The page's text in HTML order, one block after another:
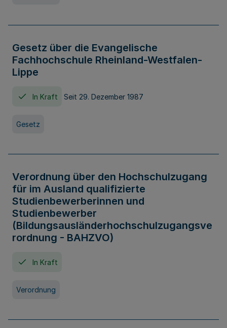
Gesetz über die Evangelische
Fachhochschule Rheinland-Westfalen-
Lippe
In Kraft Seit 29. Dezember 1987
Gesetz
Verordnung über den Hochschulzugang
für im Ausland qualifizierte
Studienbewerberinnen und
Studienbewerber
(Bildungsausländerhochschulzugangsve
rordnung - BAHZVO)
In Kraft
Verordnung